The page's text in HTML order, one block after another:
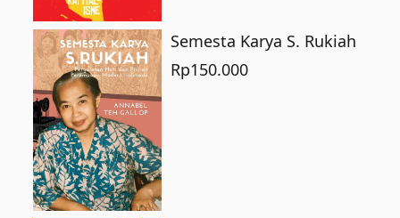
Semesta Karya S. Rukiah
Rp150.000